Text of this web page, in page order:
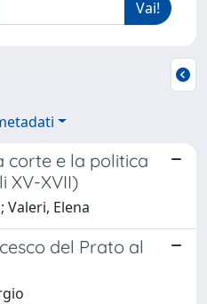
corte e la politica
XV-XVII)
Valeri, Elena
del Prato al